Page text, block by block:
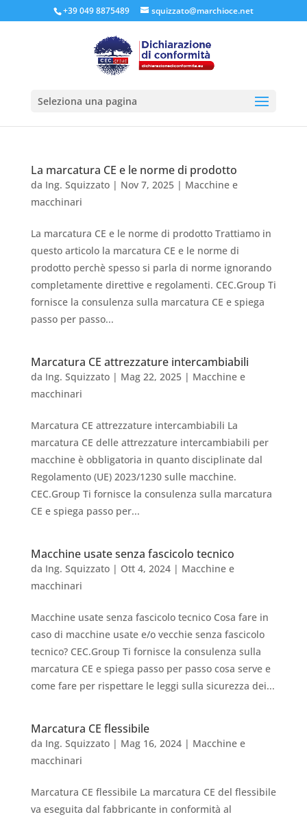
+39 049 8875489 squizzato@marchioce.net
Seleziona una pagina
La marcatura CE e le norme di prodotto
da Ing. Squizzato| Nov 7, 2025| Macchine e
macchinari
La marcatura CE e le norme di prodotto Trattiamo in
questo articolo la marcatura CE e le norme di
prodotto perchè spesso si parla di norme ignorando
completamente direttive e regolamenti. CEC.Group Ti
fornisce la consulenza sulla marcatura CE e spiega
passo per passo...
Marcatura CE attrezzature intercambiabili
da Ing. Squizzato| Mag 22, 2025| Macchine e
macchinari
Marcatura CE attrezzature intercambiabili La
marcatura CE delle attrezzature intercambiabili per
macchine è obbligatoria in quanto disciplinate dal
Regolamento (UE) 2023/1230 sulle macchine.
CEC.Group Ti fornisce la consulenza sulla marcatura
CE e spiega passo per...
Macchine usate senza fascicolo tecnico
da Ing. Squizzato| Ott 4, 2024| Macchine e
macchinari
Macchine usate senza fascicolo tecnico Cosa fare in
caso di macchine usate e/o vecchie senza fascicolo
tecnico? CEC.Group Ti fornisce la consulenza sulla
marcatura CE e spiega passo per passo cosa serve e
come fare per rispettare le leggi sulla sicurezza dei...
Marcatura CE flessibile
da Ing. Squizzato| Mag 16, 2024| Macchine e
macchinari
Marcatura CE flessibile La marcatura CE del flessibile
va eseguita dal fabbricante in conformità al